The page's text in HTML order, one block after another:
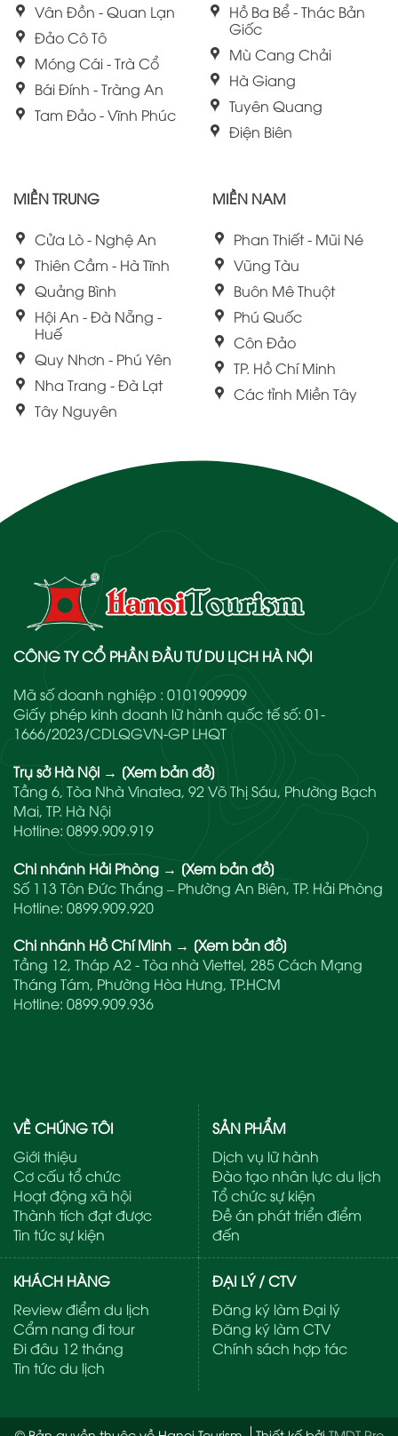
Vân Đồn - Quan Lạn
Đảo Cô Tô
Móng Cái - Trà Cổ
Bái Đính - Tràng An
Tam Đảo - Vĩnh Phúc
Hồ Ba Bể - Thác Bản
Giốc
Mù Cang Chải
Hà Giang
Tuyên Quang
Điện Biên
MIỀN TRUNG
Cửa Lò - Nghệ An
Thiên Cầm - Hà Tĩnh
Quảng Bình
Hội An - Đà Nẵng -
Huế
Quy Nhơn - Phú Yên
Nha Trang - Đà Lạt
Tây Nguyên
MIỀN NAM
Phan Thiết - Mũi Né
Vũng Tàu
Buôn Mê Thuột
Phú Quốc
Côn Đảo
TP. Hồ Chí Minh
Các tỉnh Miền Tây
CÔNG TY CỔ PHẦN ĐẦU TƯ DU LỊCH HÀ NỘI
Mã số doanh nghiệp : 0101909909
Giấy phép kinh doanh lữ hành quốc tế số: 01-
1666/2023/CDLQGVN-GP LHQT
Trụ sở Hà Nội → [Xem bản đồ]
Tầng 6, Tòa Nhà Vinatea, 92 Võ Thị Sáu, Phường Bạch
Mai, TP. Hà Nội
Hotline: 0899.909.919
Chi nhánh Hải Phòng → [Xem bản đồ]
Số 113 Tôn Đức Thắng – Phường An Biên, TP. Hải Phòng
Hotline: 0899.909.920
Chi nhánh Hồ Chí Minh → [Xem bản đồ]
Tầng 12, Tháp A2 - Tòa nhà Viettel, 285 Cách Mạng
Tháng Tám, Phường Hòa Hưng, TP.HCM
Hotline: 0899.909.936
VỀ CHÚNG TÔI
Giới thiệu
Cơ cấu tổ chức
Hoạt động xã hội
Thành tích đạt được
Tin tức sự kiện
SẢN PHẨM
Dịch vụ lữ hành
Đào tạo nhân lực du lịch
Tổ chức sự kiện
Đề án phát triển điểm
đến
KHÁCH HÀNG
Review điểm du lịch
Cẩm nang đi tour
Đi đâu 12 tháng
Tin tức du lịch
ĐẠI LÝ / CTV
Đăng ký làm Đại lý
Đăng ký làm CTV
Chính sách hợp tác